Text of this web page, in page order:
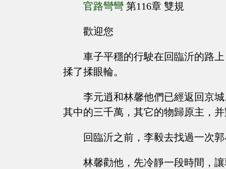
官路彎彎 第116章 雙規
歡迎您
車子平穩的行駛在回臨沂的路
揉了揉眼輪。
李元逍和林馨他們已經返回京
其中的三千萬，其它的物歸原主，
回臨沂之前，李毅去找過一次
林馨勸他，先冷靜一段時間，